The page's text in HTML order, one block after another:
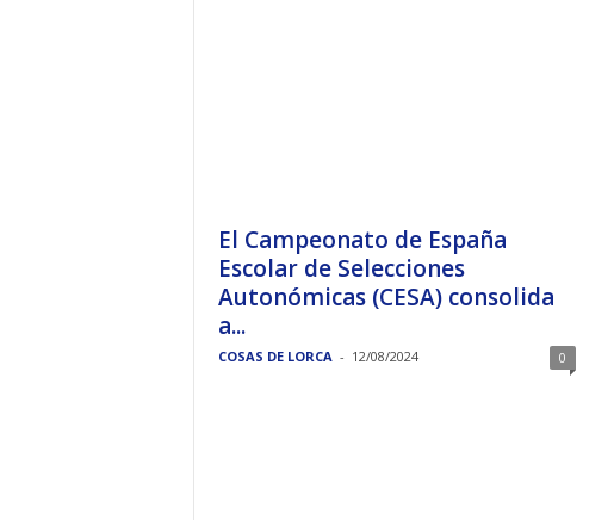
El Campeonato de España
Escolar de Selecciones
Autonómicas (CESA) consolida
a...
COSAS DE LORCA - 12/08/2024 0